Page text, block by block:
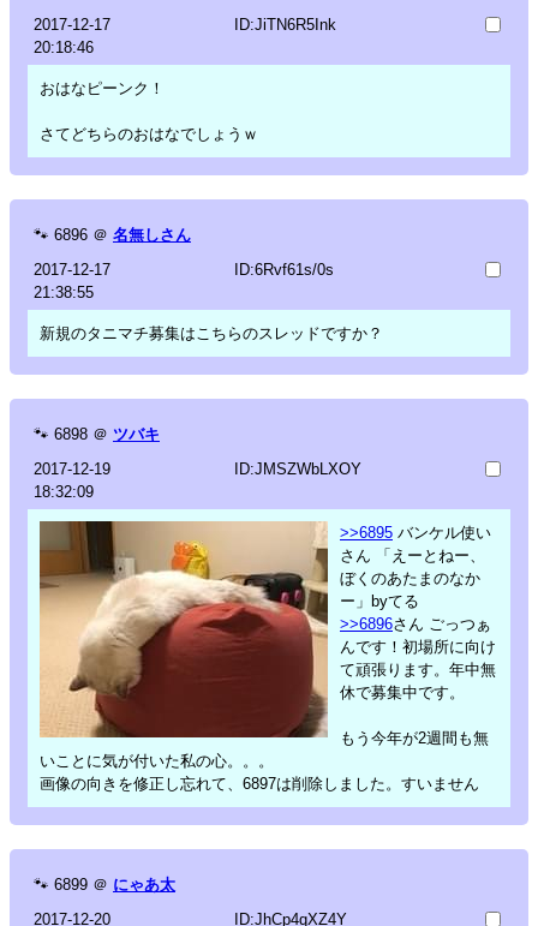
2017-12-17
20:18:46
ID:JiTN6R5Ink
おはなピーンク！
さてどちらのおはなでしょうｗ
🐾 6896 ＠ 名無しさん
2017-12-17
21:38:55
ID:6Rvf61s/0s
新規のタニマチ募集はこちらのスレッドですか？
🐾 6898 ＠ ツバキ
2017-12-19
18:32:09
ID:JMSZWbLXOY
>>6895 バンケル使い
さん 「えーとねー、
ぼくのあたまのなか
ー」byてる
>>6896さん ごっつぁ
んです！初場所に向け
て頑張ります。年中無
休で募集中です。
もう今年が2週間も無
いことに気が付いた私の心。。。
画像の向きを修正し忘れて、6897は削除しました。すいません
🐾 6899 ＠ にゃあ太
2017-12-20
ID:JhCp4qXZ4Y